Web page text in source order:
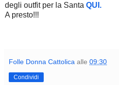
degli outfit per la Santa QUI.
A presto!!!
Folle Donna Cattolica alle 09:30
Condividi